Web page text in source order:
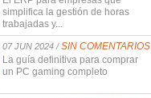
simplifica la gestión de horas
trabajadas y...
07 JUN 2024 /SIN COMENTARIOS
La guía definitiva para comprar
un PC gaming completo